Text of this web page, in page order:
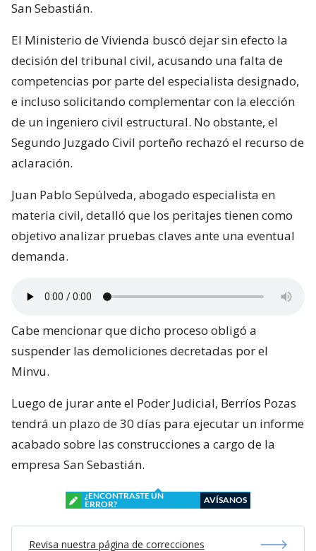
San Sebastián.
El Ministerio de Vivienda buscó dejar sin efecto la
decisión del tribunal civil, acusando una falta de
competencias por parte del especialista designado,
e incluso solicitando complementar con la elección
de un ingeniero civil estructural. No obstante, el
Segundo Juzgado Civil porteño rechazó el recurso de
aclaración.
Juan Pablo Sepúlveda, abogado especialista en
materia civil, detalló que los peritajes tienen como
objetivo analizar pruebas claves ante una eventual
demanda.
Cabe mencionar que dicho proceso obligó a
suspender las demoliciones decretadas por el
Minvu.
Luego de jurar ante el Poder Judicial, Berríos Pozas
tendrá un plazo de 30 días para ejecutar un informe
acabado sobre las construcciones a cargo de la
empresa San Sebastián.
¿ENCONTRASTE UN
ERROR?
AVÍSANOS
Revisa nuestra página de correcciones